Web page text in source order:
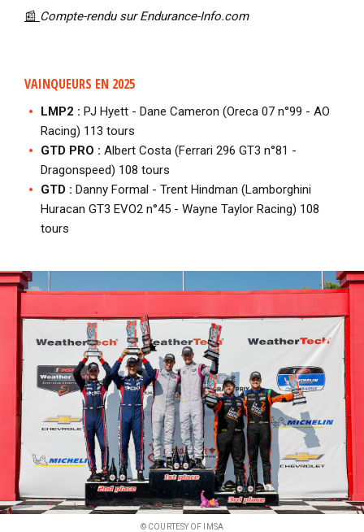
📰 Compte-rendu sur Endurance-Info.com
VAINQUEURS EN 2025
LMP2 : PJ Hyett - Dane Cameron (Oreca 07 n°99 - AO
Racing) 113 tours
GTD PRO : Albert Costa (Ferrari 296 GT3 n°81 -
Dragonspeed) 108 tours
GTD : Danny Formal - Trent Hindman (Lamborghini
Huracan GT3 EVO2 n°45 - Wayne Taylor Racing) 108
tours
© COURTESY OF IMSA